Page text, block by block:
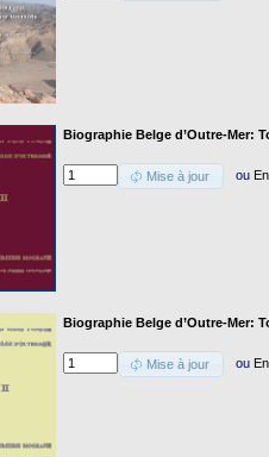
Biographie Belge d’Outre-Mer:
Mise à jour ou
Biographie Belge d’Outre-Mer:
Mise à jour ou